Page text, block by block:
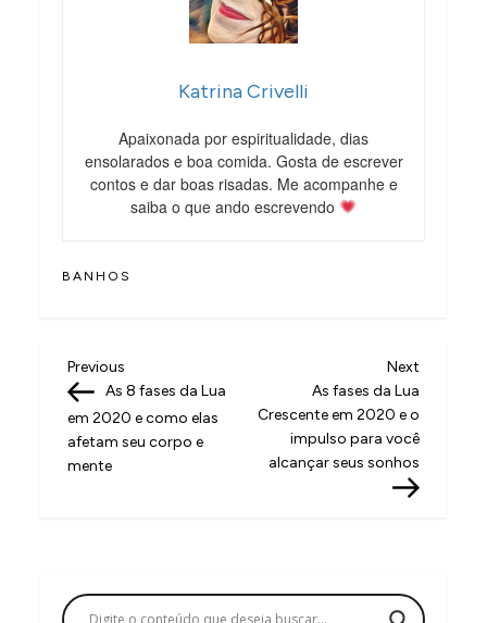
Katrina Crivelli
Apaixonada por espiritualidade, dias
ensolarados e boa comida. Gosta de escrever
contos e dar boas risadas. Me acompanhe e
saiba o que ando escrevendo
BANHOS
N
a
v
e
ç
Previous
Post
Previous
As 8 fases da Lua
em 2020 e como elas
afetam seu corpo e
mente
Next
Post
Next
As fases da Lua
Crescente em 2020 e o
impulso para você
alcançar seus sonhos